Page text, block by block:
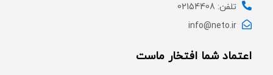
تلفن: 02154408
info@neto.ir
اعتماد شما افتخار ماست